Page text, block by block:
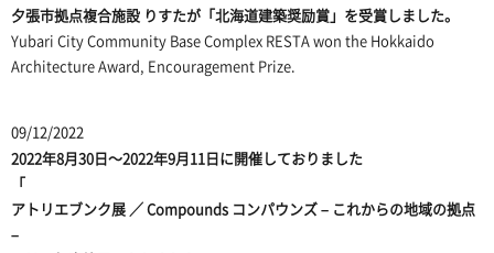
夕張市拠点複合施設 りすたが「北海道建築奨励賞」を受賞しました。
Yubari City Community Base Complex RESTAwon the Hokkaido
Architecture Award, Encouragement Prize.
09/12/2022
2022年8月30日～2022年9月11日に開催しておりました
「
アトリエブンク展 ／ Compounds コンパウンズ – これからの地域の拠点
–